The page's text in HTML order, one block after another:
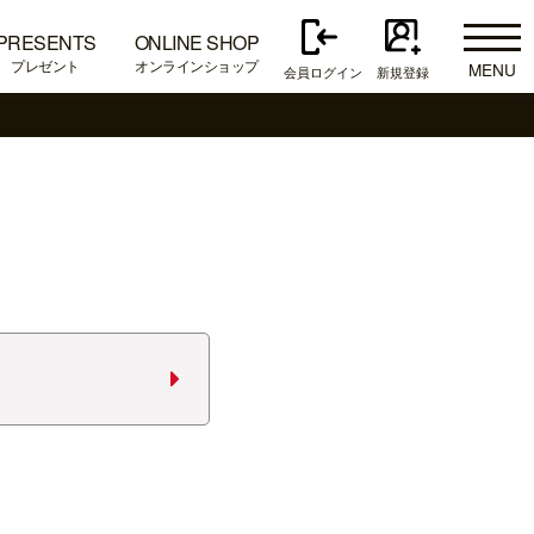
プレゼント
ONLINE SHOP
オンラインショップ 会員ログイン 新規登録
MENU